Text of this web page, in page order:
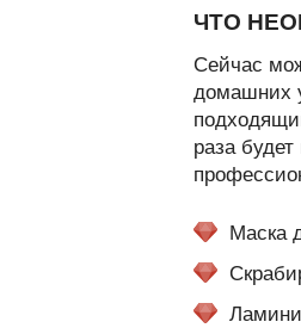
ЧТО
Сейчас
домашних
раза
Маска